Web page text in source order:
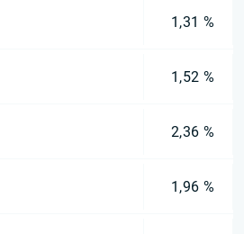
1,31 %
1,52 %
2,36 %
1,96 %